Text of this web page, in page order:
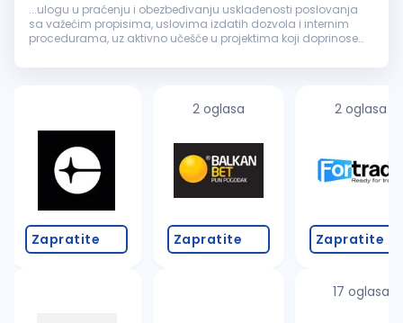
...ulogu u praćenju i obezbeđivanju usklađenosti poslovanja
sa važećim propisima, uslovima izdatih dozvola i internim
procedurama, uz aktivno učešće u projektima koji doprinose
Ključne...
Zapratite
2 oglasa
Zapratite
2 oglasa
Zapratite
17 oglasa